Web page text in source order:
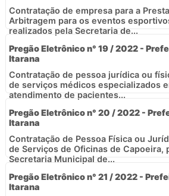
Contratação de empresa para a
Arbitragem para os eventos
realizados pela Secretaria de...
Pregão Eletrônico n° 19 / 2022 -
Itarana
Contratação de pessoa jurídica ou
de serviços médicos especializados
atendimento de pacientes...
Pregão Eletrônico n° 20 / 2022 -
Itarana
Contratação de Pessoa Física ou
de Serviços de Oficinas de Capoeira,
Secretaria Municipal de...
Pregão Eletrônico n° 21 / 2022 -
Itarana